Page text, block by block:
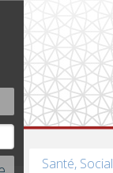
Santé, Social